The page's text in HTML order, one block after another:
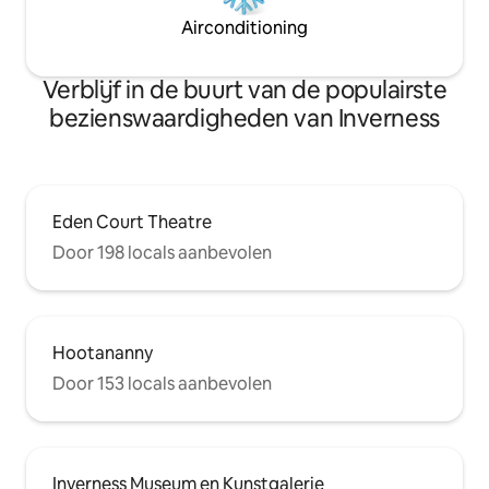
Airconditioning
Verblijf in de buurt van de populairste
bezienswaardigheden van Inverness
Eden Court Theatre
Door 198 locals aanbevolen
Hootananny
Door 153 locals aanbevolen
Inverness Museum en Kunstgalerie